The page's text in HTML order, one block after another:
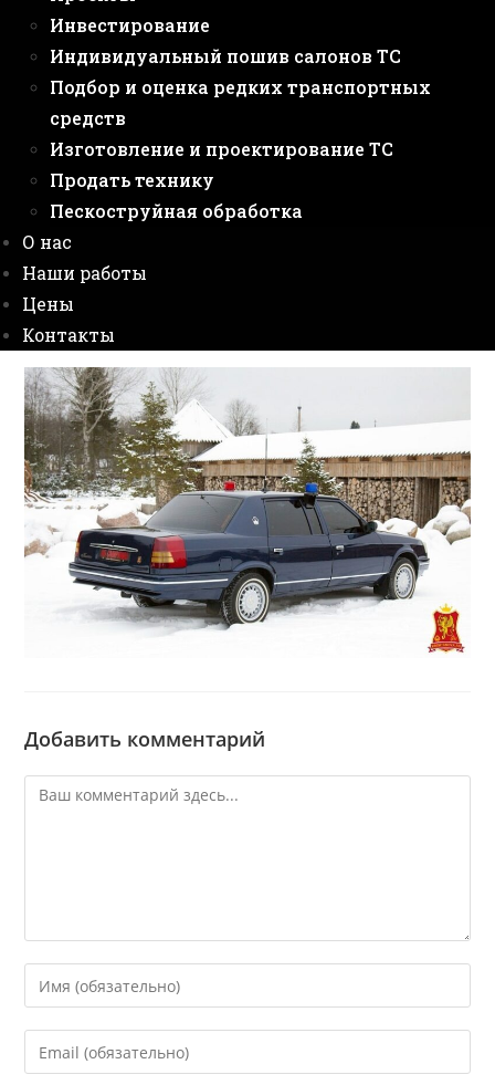
Инвестирование
Индивидуальный пошив салонов ТС
Подбор и оценка редких транспортных
средств
Изготовление и проектирование ТС
Продать технику
Пескоструйная обработка
О нас
Наши работы
Цены
Контакты
Добавить комментарий
Комментарий
Введите
свое
имя
или
Введите
свой